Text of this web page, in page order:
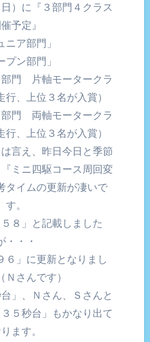
予定』
ニア部門」
プン部門」
部門 片軸モータークラ
行、上位３名が入賞）
部門 両軸モータークラ
行、上位３名が入賞）
言え、昨日今日と季節
ミニ四駆コース周回変
タイムの更新が凄いで
す。
８」と記載しました
・・・
６」に更新となりまし
Ｎさんです）
」、Ｎさん、Ｓさんと
３５秒台」もかなり出て
ます。